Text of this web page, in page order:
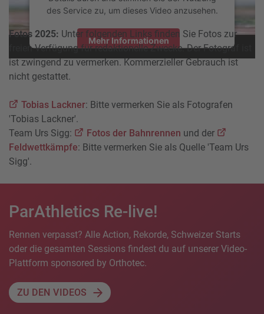
des Service zu, um dieses Video anzusehen.
Mehr Informationen
Fotos 2025: Unter folgenden Links finden Sie Fotos zur
freien Verfügung für redaktionelle Zwecke. Der Fotograf ist
ist zwingend zu vermerken. Kommerzieller Gebrauch ist
nicht gestattet.
Tobias Lackner: Bitte vermerken Sie als Fotografen
'Tobias Lackner'.
Team Urs Sigg:
Fotos der Bahnrennen und der
Feldwettkämpfe: Bitte vermerken Sie als Quelle 'Team Urs
Sigg'.
ParAthletics Re-live!
Rennen verpasst? Alle Action, Rekorde, Schweizer Starts
oder die gesamten Sessions findest du auf unserer Video-
Plattform sponsored by Orthotec.
ZU DEN VIDEOS